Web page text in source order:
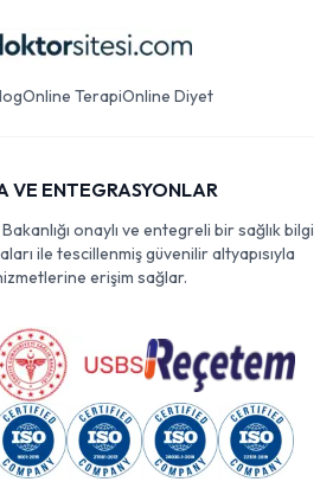
Online TerapiOnline Diyet
VE ENTEGRASYONLAR
onaylı ve entegreli bir sağlık bilgi
ile tescillenmiş güvenilir altyapısıyla
erişim sağlar.